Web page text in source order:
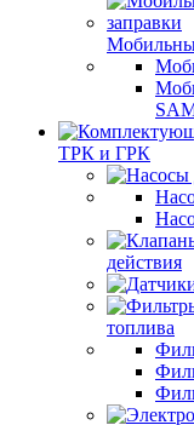
ТРК и ГРК
действия
топлива